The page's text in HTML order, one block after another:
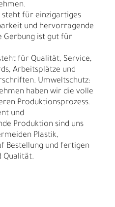
steht für einzigartiges
und hervorragende
Gerbung ist gut für
für Qualität, Service,
Arbeitsplätze und
Umweltschutz:
haben wir die volle
Produktionsprozess.
und
Produktion sind uns
Plastik,
Bestellung und fertigen
Qualität.